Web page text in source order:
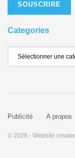
SOUSCRIRE
Categories
Publicité A propos
© 2026 - Website